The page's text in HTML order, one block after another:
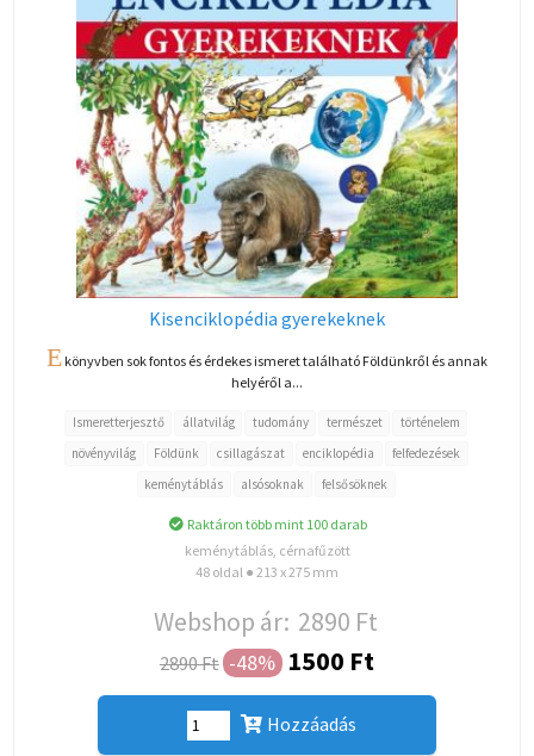
Kisenciklopédia gyerekeknek
E könyvben sok fontos és érdekes ismeret található Földünkről és annak
helyéről a...
Ismeretterjesztő állatvilág tudomány természet
történelem
növényvilág
Földünk csillagászat enciklopédia
felfedezések
keménytáblás
alsósoknak felsősöknek
Raktáron több mint 100 darab
keménytáblás, cérnafűzött
48 oldal ● 213 x 275 mm
Webshop ár: 2890 Ft
2890 Ft -48% 1500 Ft
Hozzáadás